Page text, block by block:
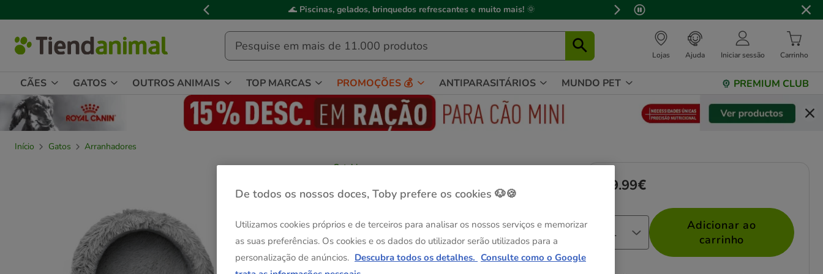
de
mensagem,
🌊 Piscinas, gelados, brinquedos refrescantes e muito mais! 🌞
Lojas Ajuda Iniciar sessão Carrinho
CÃES GATOS OUTROS ANIMAIS TOP MARCAS PROMOÇÕES 💰 ANTIPARASITÁRIOS MUNDO PET PREMIUM CLUB
Início Gatos
Arranhadores
Catshion
Cinzento Claro para gatos
Medidas: 50 x 55 x 55 cm Guia de tamanhos
50 x 55 x 55 cm
Preço 49.99€
49.99€
Adicionar ao
carrinho
De todos os nossos doces, Toby prefere os cookies 🐶🍪
Utilizamos cookies próprios e de terceiros para analisar os nossos serviços e memorizar
as suas preferências. Os cookies e os dados do utilizador serão utilizados para a
personalização de anúncios. Descubra todos os detalhes. Consulte como o Google